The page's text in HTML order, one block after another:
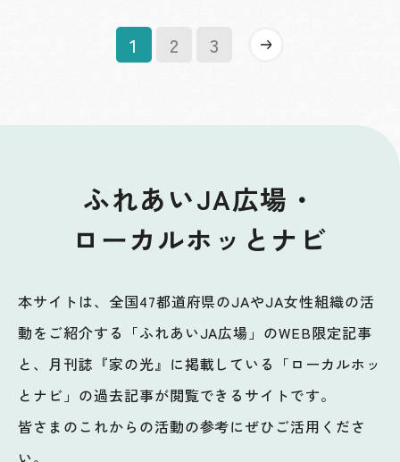
1 2 3
ふれあいJA広場・
ローカルホッとナビ
本サイトは、全国47都道府県のJAやJA女性組織の活
動をご紹介する「ふれあいJA広場」のWEB限定記事
と、月刊誌『家の光』に掲載している「ローカルホッ
とナビ」の過去記事が閲覧できるサイトです。
皆さまのこれからの活動の参考にぜひご活用くださ